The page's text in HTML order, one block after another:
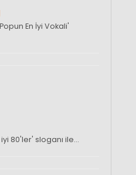
En İyi Vokali'
iyi 80'ler' sloganı ile…